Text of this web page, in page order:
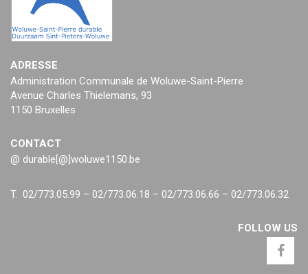
ADRESSE
Administration Communale de Woluwe-Saint-Pierre
Avenue Charles Thielemans, 93
1150 Bruxelles
CONTACT
@ durable[@]woluwe1150.be
T. 02/773.05.99 – 02/773.06.18 – 02/773.06.66 – 02/773.06.32
FOLLOW US